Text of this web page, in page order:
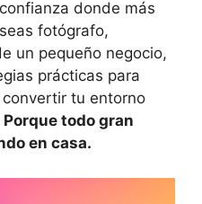
donde más
fotógrafo,
un pequeño negocio,
prácticas para
tu entorno
Porque todo gran
en casa.